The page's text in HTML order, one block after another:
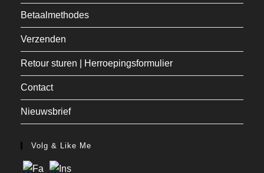
Betaalmethodes
Verzenden
Retour sturen | Herroepingsformulier
Contact
Nieuwsbrief
Volg & Like Me